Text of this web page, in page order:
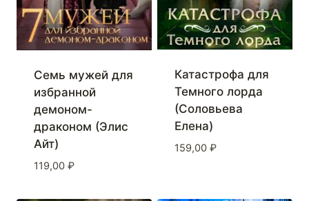
Семь мужей для
избранной
демоном-
драконом (Элис
Айт)
119,00 ₽
Катастрофа для
Темного лорда
(Соловьева
Елена)
159,00 ₽